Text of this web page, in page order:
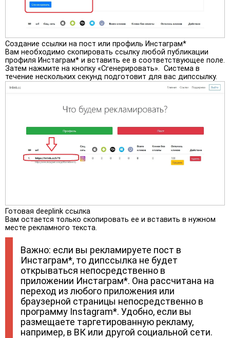
Создание ссылки на пост или профиль Инстаграм*
Вам необходимо скопировать ссылку любой публикации
профиля Инстаграм* и вставить ее в соответствующее поле.
Затем нажмите на кнопку «Сгенерировать». Система в
течение нескольких секунд подготовит для вас дипссылку.
Готовая deeplink ссылка
Вам остается только скопировать ее и вставить в нужном
месте рекламного текста.
Важно: если вы рекламируете пост в
Инстаграм*, то дипссылка не будет
открываться непосредственно в
приложении Инстаграм*. Она рассчитана на
переход из любого приложения или
браузерной страницы непосредственно в
программу Instagram*. Удобно, если вы
размещаете таргетированную рекламу,
например, в ВК или другой социальной сети.